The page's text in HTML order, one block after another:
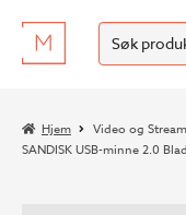
Hopp
til
Hopp
til
Søk
etter:
SØK
Hjem Video og
SANDISK USB-minne 2.0